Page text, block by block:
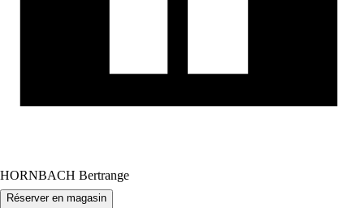
HORNBACH Bertrange
Réserver en magasin